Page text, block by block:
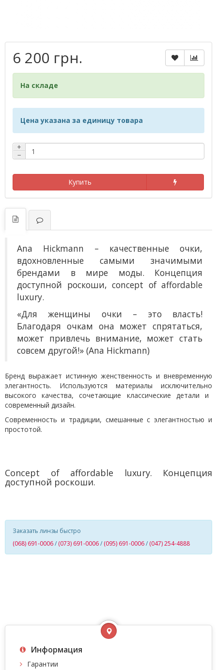
6 200 грн.
На складе
Цена указана за единицу товара
+
−
Купить
Ana Hickmann – качественные очки,
вдохновленные самыми значимыми
брендами в мире моды. Концепция
доступной роскоши, concept of affordable
luxury.
«Для женщины очки – это власть!
Благодаря очкам она может спрятаться,
может привлечь внимание, может стать
совсем другой!» (Ana Hickmann)
Бренд выражает истинную женственность и вневременную
элегантность. Используются материалы исключительно
высокого качества, сочетающие классические детали и
современный дизайн.
Современность и традиции, смешанные с элегантностью и
простотой.
Concept of affordable luxury. Концепция
доступной роскоши.
Заказать линзы быстро
(068) 691-0006/ (073) 691-0006/ (095) 691-0006/ (047) 254-4888
Информация
Гарантии